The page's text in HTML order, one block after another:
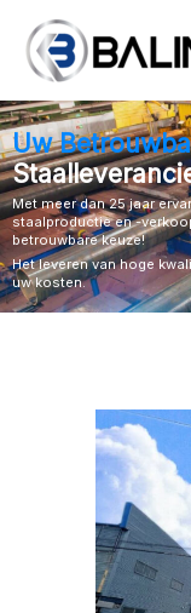
Uw
Met meer dan 25 jaar
staalproductie en -
betrouwbare keuze!
Het leveren van hoge
uw kosten.